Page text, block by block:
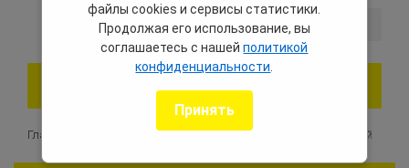
0 товаров — 0 руб.
Главная Каталог оборудования Запчасти для двигателей
файлы cookies и сервисы статистики.
Продолжая его использование, вы
соглашаетесь с нашейполитикой
конфиденциальности
Принять